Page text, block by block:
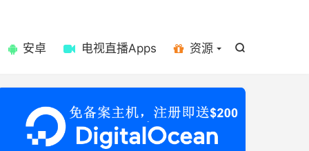

安卓 电视直播Apps 资源